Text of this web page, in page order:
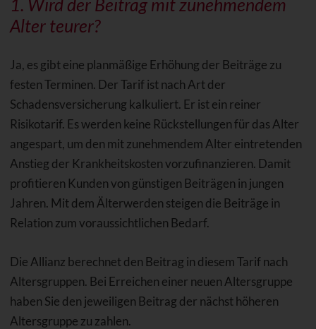
Alter teurer?
Ja, es gibt eine planmäßige Erhöhung der Beiträge zu
festen Terminen. Der Tarif ist nach Art der
Schadensversicherung kalkuliert. Er ist ein reiner
Risikotarif. Es werden keine Rückstellungen für das Alter
angespart, um den mit zunehmendem Alter eintretenden
Anstieg der Krankheitskosten vorzufinanzieren. Damit
profitieren Kunden von günstigen Beiträgen in jungen
Jahren. Mit dem Älterwerden steigen die Beiträge in
Relation zum voraussichtlichen Bedarf.
Die Allianz berechnet den Beitrag in diesem Tarif nach
Altersgruppen. Bei Erreichen einer neuen Altersgruppe
haben Sie den jeweiligen Beitrag der nächst höheren
Altersgruppe zu zahlen.